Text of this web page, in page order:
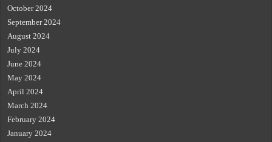
October 2024
September 2024
August 2024
July 2024
June 2024
May 2024
April 2024
March 2024
February 2024
January 2024